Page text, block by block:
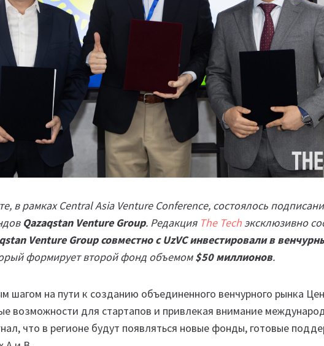
в рамках Central Asia Venture Conference, состоялось
Qazaqstan Venture Group. Редакция The Tech эксклюзивно
Venture Group совместно с UzVC инвестировали в
формирует второй фонд объемом$50 миллионов.
шагом на пути к созданию объединенного венчурного рынка
возможности для стартапов и привлекая внимание
что в регионе будут появляться новые фонды, готовые